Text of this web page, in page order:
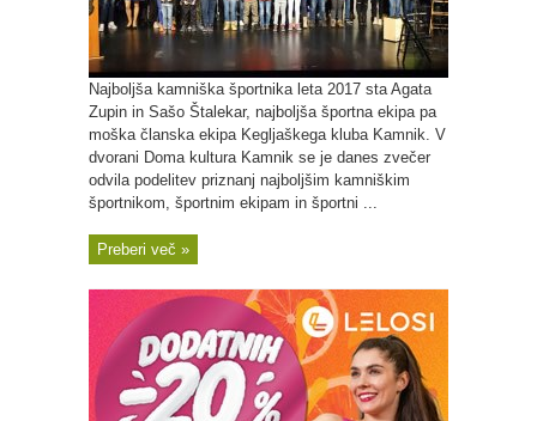
Najboljša kamniška športnika leta 2017 sta Agata
Zupin in Sašo Štalekar, najboljša športna ekipa pa
moška članska ekipa Kegljaškega kluba Kamnik. V
dvorani Doma kultura Kamnik se je danes zvečer
odvila podelitev priznanj najboljšim kamniškim
športnikom, športnim ekipam in športni ...
Preberi več »